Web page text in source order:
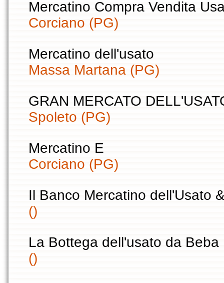
Mercatino Compra Vendita
Corciano (PG)
Mercatino dell'usato
Massa Martana (PG)
GRAN MERCATO
Spoleto (PG)
Mercatino E
Corciano (PG)
Il Banco Mercatino dell'Usato
()
La Bottega dell'usato da Beba
()